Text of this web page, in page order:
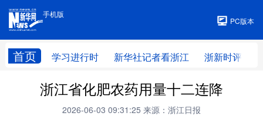
手机版
PC版本
首页 学习进行时 新华社记者看浙江 浙新时评
手机版
浙江省化肥农药用量十二连降
2026-06-03 09:31:25 来源：浙江日报